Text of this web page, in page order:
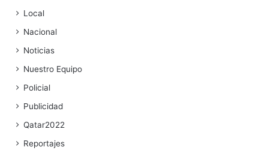
Local
Nacional
Noticias
Nuestro Equipo
Policial
Publicidad
Qatar2022
Reportajes